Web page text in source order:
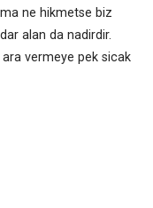
ne hikmetse biz
alan da nadirdir.
vermeye pek sicak